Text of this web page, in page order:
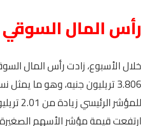
رأس المال السوقي